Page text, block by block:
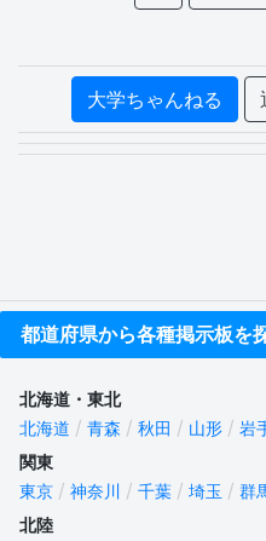
大学ちゃんねる
都道府県から各種掲示板を
北海道・東北
北海道
青森 秋田 山形 岩
関東
東京
神奈川 千葉 埼玉 群
北陸